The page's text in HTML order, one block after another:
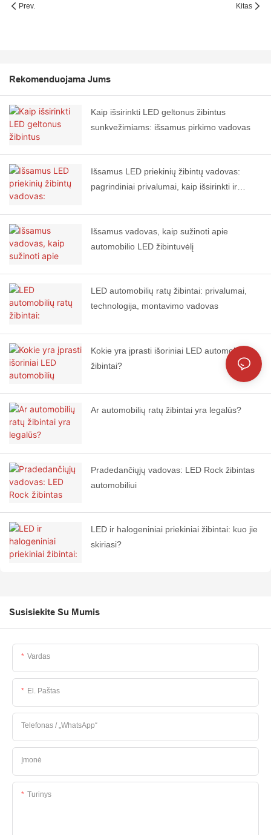
Prev. Kitas
Rekomenduojama Jums
Kaip išsirinkti LED geltonus žibintus
sunkvežimiams: išsamus pirkimo vadovas
Išsamus LED priekinių žibintų vadovas:
pagrindiniai privalumai, kaip išsirinkti ir
Išsamus vadovas, kaip sužinoti apie
automobilio LED žibintuvėlį
LED automobilių ratų žibintai: privalumai,
technologija, montavimo vadovas
Kokie yra įprasti išoriniai LED automobilių
žibintai?
Ar automobilių ratų žibintai yra legalūs?
Pradedančiųjų vadovas: LED Rock žibintas
automobiliui
LED ir halogeniniai priekiniai žibintai: kuo jie
skiriasi?
Susisiekite Su Mumis
Vardas
El. Paštas
Telefonas / „WhatsApp“
Įmonė
Turinys